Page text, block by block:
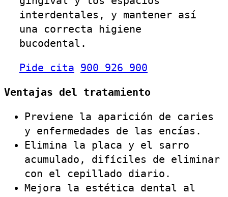
interdentales, y mantener así
una correcta higiene
bucodental.
Pide cita 900 926 900
Ventajas del tratamiento
Previene la aparición de caries
y enfermedades de las encías.
Elimina la placa y el sarro
acumulado, difíciles de eliminar
con el cepillado diario.
Mejora la estética dental al